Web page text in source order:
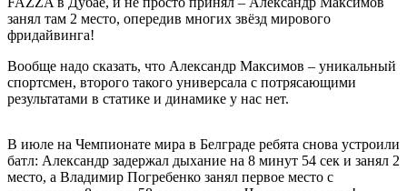
занял там 2 место, опередив многих звёзд мирового
фридайвинга!
Вообще надо сказать, что Александр Максимов – уникальный
спортсмен, второго такого универсала с потрясающими
результатами в статике и динамике у нас нет.
В июле на Чемпионате мира в Белграде ребята снова устроили
батл: Александр задержал дыхание на 8 минут 54 сек и занял 2
место, а Владимир Погребенко занял первое место с